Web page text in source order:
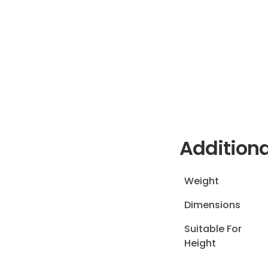
Weight
Dimensions
Suitable For
Height